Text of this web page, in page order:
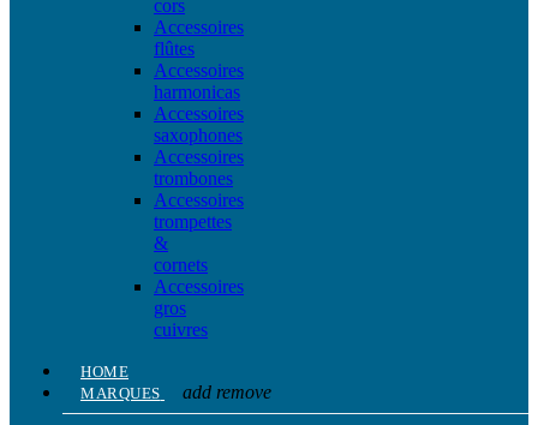
cors
Accessoires
flûtes
Accessoires
harmonicas
Accessoires
saxophones
Accessoires
trombones
Accessoires
trompettes
&
cornets
Accessoires
gros
cuivres
HOME
MARQUES
add remove